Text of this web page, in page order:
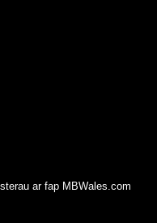
ar fap MBWales.com